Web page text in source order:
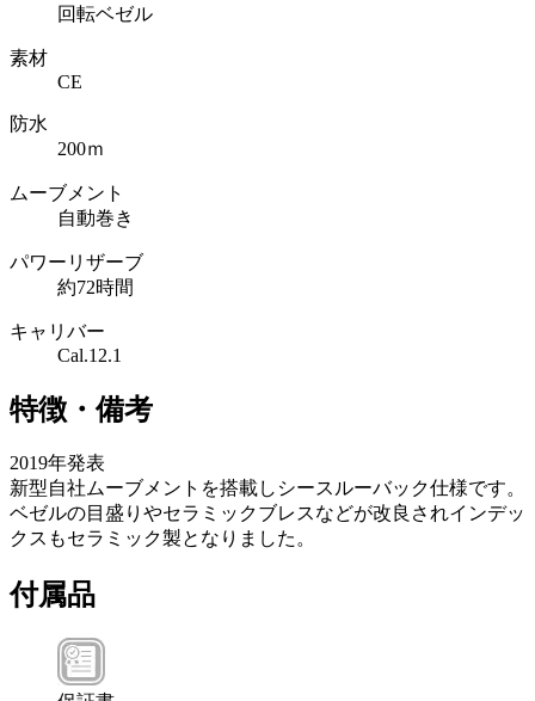
回転ベゼル
素材
CE
防水
200ｍ
ムーブメント
自動巻き
パワーリザーブ
約72時間
キャリバー
Cal.12.1
特徴・備考
2019年発表
新型自社ムーブメントを搭載しシースルーバック仕様です。
ベゼルの目盛りやセラミックブレスなどが改良されインデッ
クスもセラミック製となりました。
付属品